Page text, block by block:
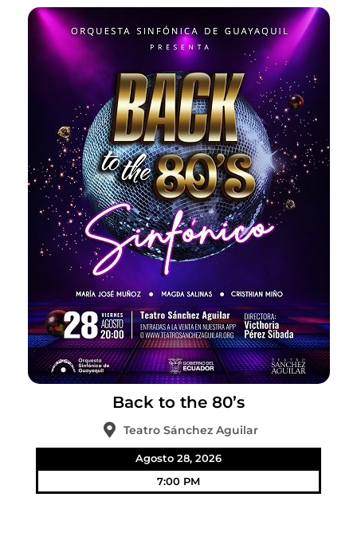
Back to the 80’s
Teatro Sánchez Aguilar
Agosto 28, 2026
7:00 PM